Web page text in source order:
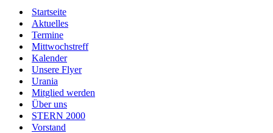
Startseite
Aktuelles
Termine
Mittwochstreff
Kalender
Unsere Flyer
Urania
Mitglied werden
Über uns
STERN 2000
Vorstand